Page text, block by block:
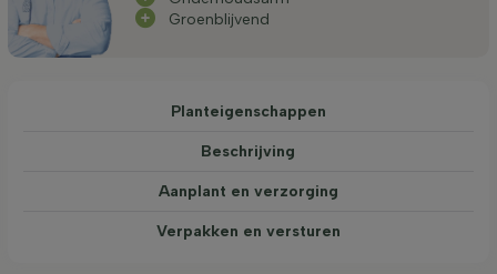
Groenblijvend
Planteigenschappen
Beschrijving
Aanplant en verzorging
Verpakken en versturen